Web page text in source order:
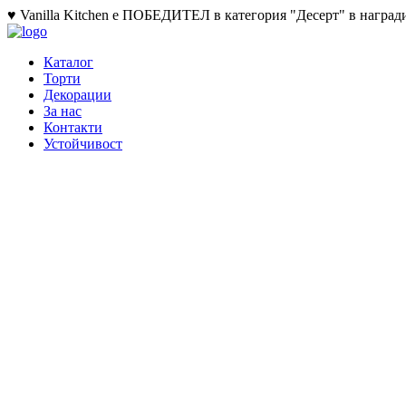
♥ Vanilla Kitchen е ПОБЕДИТЕЛ в категория "Десерт" в
Каталог
Торти
Декорации
За нас
Контакти
Устойчивост